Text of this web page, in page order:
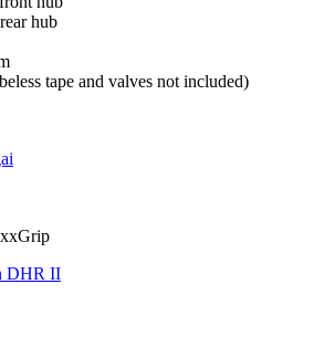
hub
tape and valves not included)
DHR II